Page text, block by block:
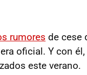
rumores de cese
oficial. Y con
este verano.